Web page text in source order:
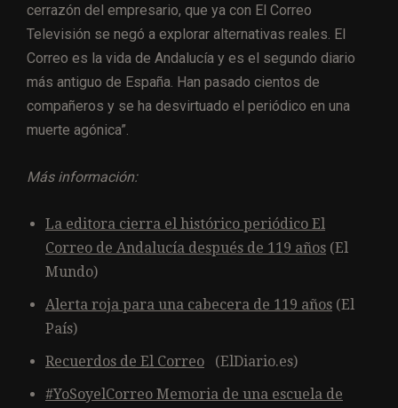
cerrazón del empresario, que ya con El Correo
Televisión se negó a explorar alternativas reales. El
Correo es la vida de Andalucía y es el segundo diario
más antiguo de España. Han pasado cientos de
compañeros y se ha desvirtuado el periódico en una
muerte agónica”.
Más información:
La editora cierra el histórico periódico El
Correo de Andalucía después de 119 años (El
Mundo)
Alerta roja para una cabecera de 119 años (El
País)
Recuerdos de El Correo (ElDiario.es)
#YoSoyelCorreo Memoria de una escuela de